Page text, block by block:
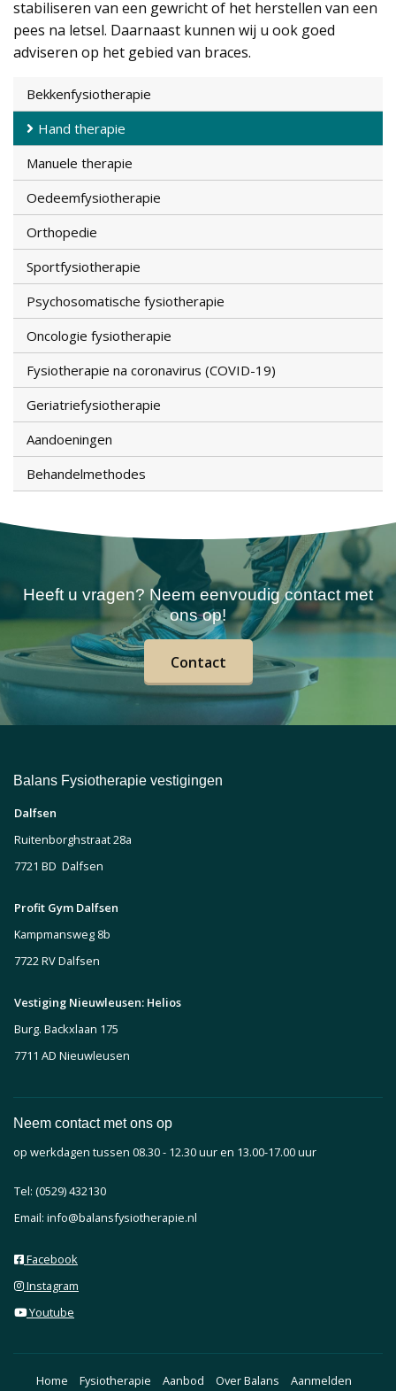
stabiliseren van een gewricht of het herstellen van een
pees na letsel. Daarnaast kunnen wij u ook goed
adviseren op het gebied van braces.
Bekkenfysiotherapie
Hand therapie
Manuele therapie
Oedeemfysiotherapie
Orthopedie
Sportfysiotherapie
Psychosomatische fysiotherapie
Oncologie fysiotherapie
Fysiotherapie na coronavirus (COVID-19)
Geriatriefysiotherapie
Aandoeningen
Behandelmethodes
Heeft u vragen? Neem eenvoudig contact met
ons op!
Contact
Balans Fysiotherapie vestigingen
Dalfsen
Ruitenborghstraat 28a
7721 BD Dalfsen
Profit Gym Dalfsen
Kampmansweg 8b
7722 RV Dalfsen
Vestiging Nieuwleusen: Helios
Burg. Backxlaan 175
7711 AD Nieuwleusen
Neem contact met ons op
op werkdagen tussen 08.30 - 12.30 uur en 13.00-17.00 uur
Tel: (0529) 432130
Email: info@balansfysiotherapie.nl
Facebook
Instagram
Youtube
Home Fysiotherapie Aanbod Over Balans Aanmelden